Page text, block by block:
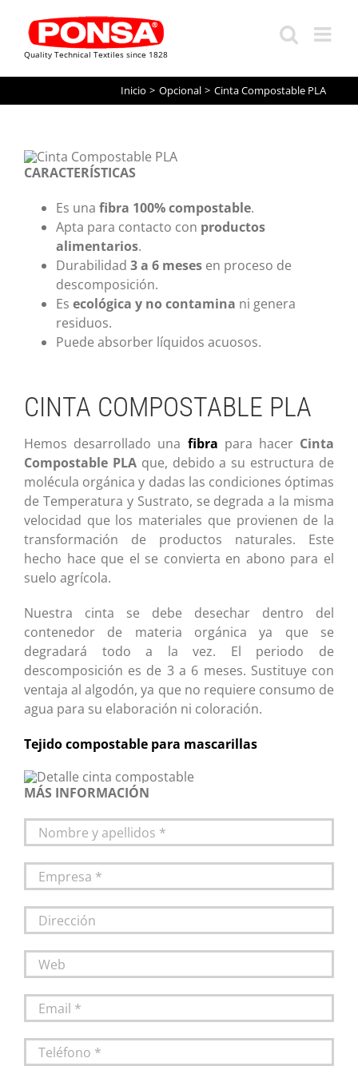
Saltar
Quality Technical Textiles since 1828
Inicio Opcional Cinta Compostable PLA
CARACTERÍSTICAS
Es una fibra 100% compostable.
Apta para contacto con productos
alimentarios.
Durabilidad 3 a 6 mesesen proceso de
descomposición.
Es ecológica y no contamina ni genera
residuos.
Puede absorber líquidos acuosos.
CINTA COMPOSTABLE PLA
Hemos desarrollado una fibra para hacerCinta
Compostable PLAque, debido a su estructura de
molécula orgánica y dadas las condiciones óptimas
de Temperatura y Sustrato, se degrada a la misma
velocidad que los materiales que provienen de la
transformación de productos naturales. Este
hecho hace que el se convierta en abono para el
suelo agrícola.
Nuestra cinta se debe desechar dentro del
contenedor de materia orgánica ya que se
degradará todo a la vez. El periodo de
descomposición es de 3 a 6 meses. Sustituye con
ventaja al algodón, ya que no requiere consumo de
agua para su elaboración ni coloración.
Tejido compostable para mascarillas
MÁS INFORMACIÓN